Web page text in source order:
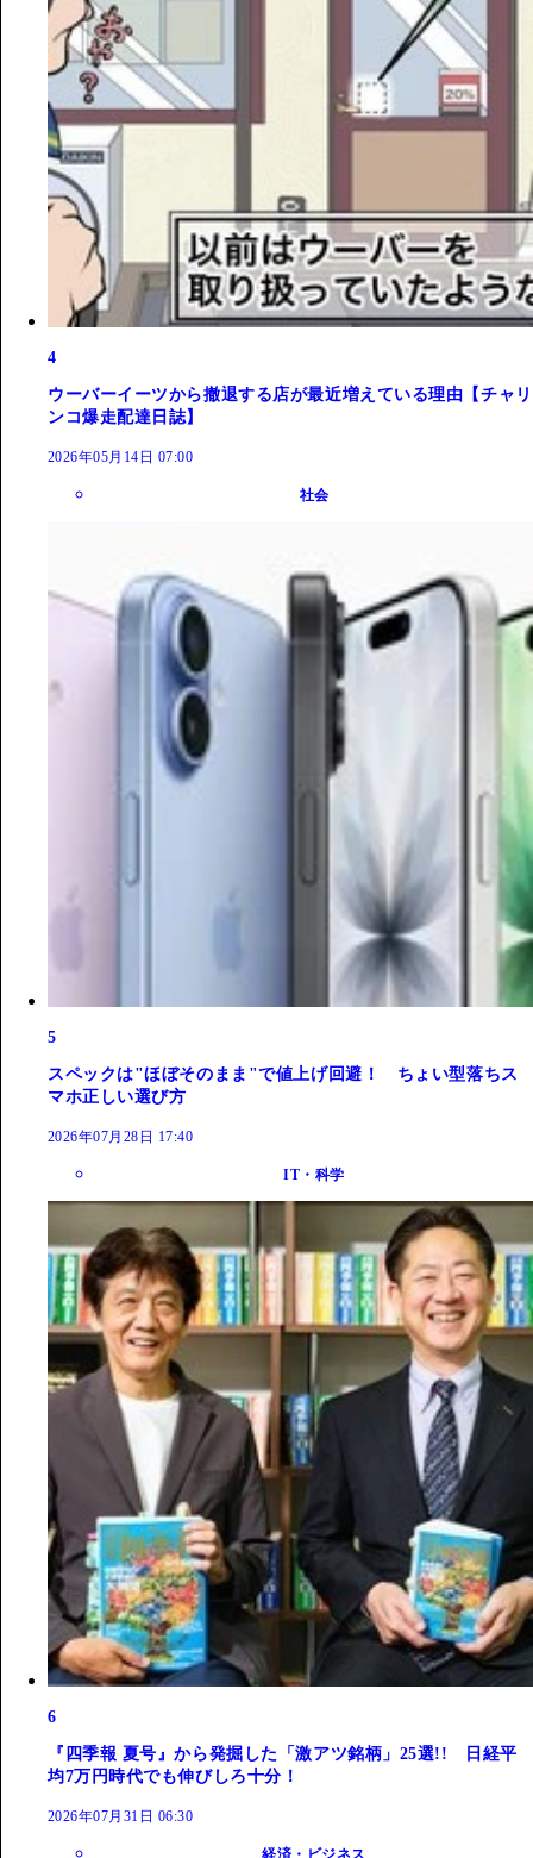
4
ウーバーイーツから撤退する店が最近増えている理由【チャリ
ンコ爆走配達日誌】
2026年05月14日 07:00
社会
5
スペックは"ほぼそのまま"で値上げ回避！ ちょい型落ちス
マホ正しい選び方
2026年07月28日 17:40
IT・科学
6
『四季報 夏号』から発掘した「激アツ銘柄」25選!! 日経平
均7万円時代でも伸びしろ十分！
2026年07月31日 06:30
経済・ビジネス